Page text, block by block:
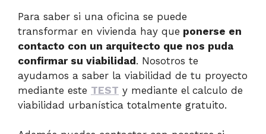
Para saber si una oficina se puede
transformar en vivienda hay que ponerse en
contacto con un arquitecto que nos puda
confirmar su viabilidad. Nosotros te
ayudamos a saber la viabilidad de tu proyecto
mediante este TEST y mediante el calculo de
viabilidad urbanística totalmente gratuito.